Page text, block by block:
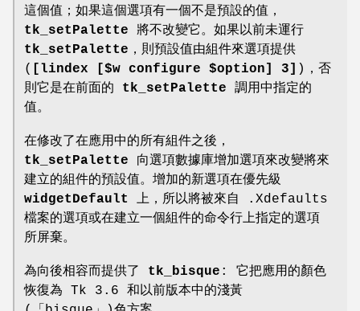
這個值；如果這個選項有一個不是預設的值，
tk_setPalette 將不改變它。如果以前未運行
tk_setPalette ，則預設值由組件來選項提供
( [lindex [$w configure $option] 3] )，否
則它是在前面的 tk_setPalette 調用中指定的
值。
在修改了在應用中的所有組件之後，
tk_setPalette 向選項數據庫增加選項來改變將來
建立的組件的預設值。增加的新選項在優先級
widgetDefault
上，所以將被來自 .Xdefaults
檔案的選項或在建立一個組件的命令行上指定的選項
所屏棄。
為向後相容而提供了 tk_bisque : 它把應用的顏色
恢復為 Tk 3.6 和以前版本中的淺黃